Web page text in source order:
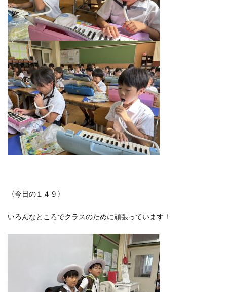
〈今日の１４９〉
いろんなところでクラスのために頑張っています！